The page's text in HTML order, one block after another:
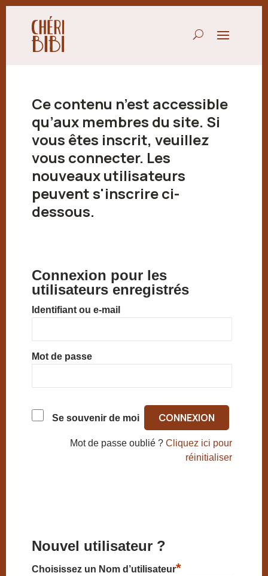
Ce contenu n’est accessible
qu’aux membres du site. Si
vous êtes inscrit, veuillez
vous connecter. Les
nouveaux utilisateurs
peuvent s'inscrire ci-
dessous.
Connexion pour les
utilisateurs enregistrés
Identifiant ou e-mail
Mot de passe
Se souvenir de moi
Mot de passe oublié ?Cliquez ici pour
réinitialiser
Nouvel utilisateur ?
Choisissez un Nom d’utilisateur*